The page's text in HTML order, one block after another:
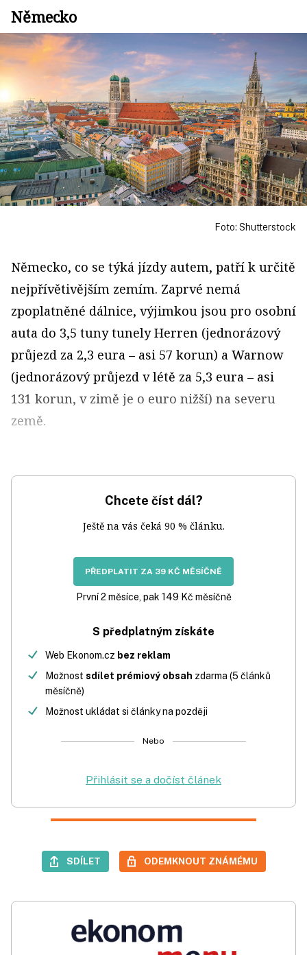
Německo
Foto: Shutterstock
Německo, co se týká jízdy autem, patří k určitě
nejpřívětivějším zemím. Zaprvé nemá
zpoplatněné dálnice, výjimkou jsou pro osobní
auta do 3,5 tuny tunely Herren (jednorázový
průjezd za 2,3 eura – asi 57 korun) a Warnow
(jednorázový průjezd v létě za 5,3 eura – asi
131 korun, v zimě je o euro nižší) na severu
země.
Chcete číst dál?
Ještě na vás čeká 90 % článku.
PŘEDPLATIT ZA 39 KČ MĚSÍČNĚ
První 2 měsíce, pak 149 Kč měsíčně
S předplatným získáte
Web Ekonom.cz bez reklam
Možnost sdílet prémiový obsah zdarma (5 článků
měsíčně)
Možnost ukládat si články na později
Nebo
Přihlásit se a dočíst článek
SDÍLET ODEMKNOUT ZNÁMÉMU